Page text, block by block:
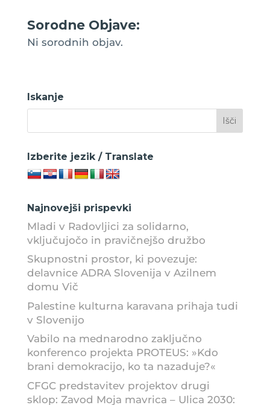
Sorodne Objave:
Ni sorodnih objav.
Iskanje
Izberite jezik / Translate
Najnovejši prispevki
Mladi v Radovljici za solidarno,
vključujočo in pravičnejšo družbo
Skupnostni prostor, ki povezuje:
delavnice ADRA Slovenija v Azilnem
domu Vič
Palestine kulturna karavana prihaja tudi
v Slovenijo
Vabilo na mednarodno zaključno
konferenco projekta PROTEUS: »Kdo
brani demokracijo, ko ta nazaduje?«
CFGC predstavitev projektov drugi
sklop: Zavod Moja mavrica – Ulica 2030: